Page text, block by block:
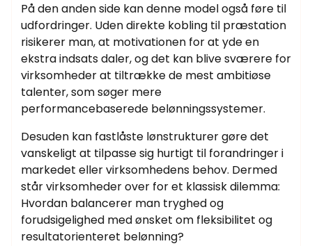
På den anden side kan denne model også føre til
udfordringer. Uden direkte kobling til præstation
risikerer man, at motivationen for at yde en
ekstra indsats daler, og det kan blive sværere for
virksomheder at tiltrække de mest ambitiøse
talenter, som søger mere
performancebaserede belønningssystemer.
Desuden kan fastlåste lønstrukturer gøre det
vanskeligt at tilpasse sig hurtigt til forandringer i
markedet eller virksomhedens behov. Dermed
står virksomheder over for et klassisk dilemma:
Hvordan balancerer man tryghed og
forudsigelighed med ønsket om fleksibilitet og
resultatorienteret belønning?